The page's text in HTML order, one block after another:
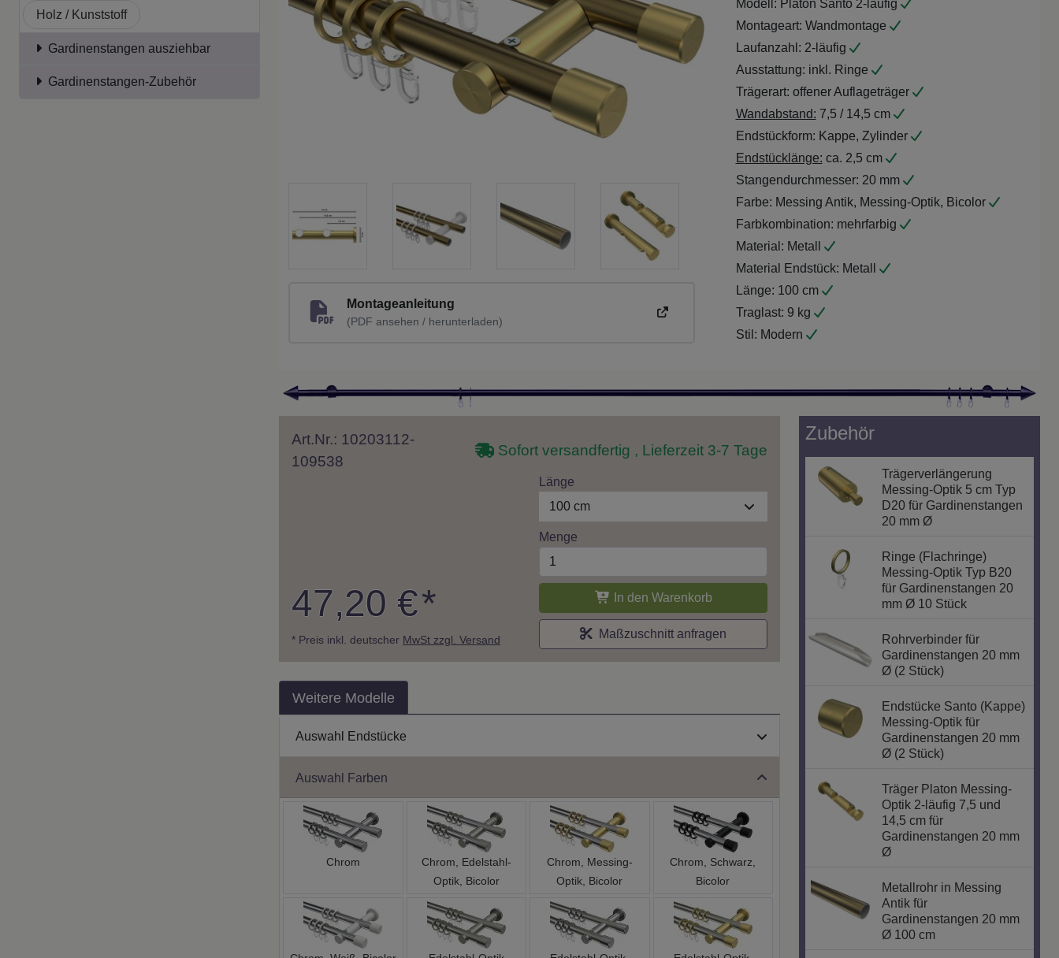
(PDF ansehen / herunterladen)
Laufanzahl:
inkl. Ringe
offener Auflageträger
Wandabstand:
7,5 / 14,5 cm
Endstückform:Kappe, Zylinder
ca. 2,5 cm
Stangendurchmesser:
Farbe:
Farbkombination:
mehrfarbig
Traglast:
Stil:Modern
109538
47,20 €*
100 cm
Menge
In den Warenkorb
Maßzuschnitt anfragen
Chrom
Chrom, Edelstahl-
Optik, Bicolor
Chrom, Messing-
Optik, Bicolor
Chrom, Schwarz,
Bicolor
Chrom, Weiß, Bicolor Edelstahl-Optik
Edelstahl-Optik,
Edelstahl-Optik,
Zubehör
Messing-Optik 5 cm Typ
D20 für Gardinenstangen
20 mm Ø
Messing-Optik Typ B20
für Gardinenstangen 20
mm Ø 10 Stück
Gardinenstangen 20 mm
Ø (2 Stück)
Messing-Optik für
Gardinenstangen 20 mm
Ø (2 Stück)
Optik 2-läufig 7,5 und
14,5 cm für
Gardinenstangen 20 mm
Ø
Antik für
Gardinenstangen 20 mm
Ø 100 cm